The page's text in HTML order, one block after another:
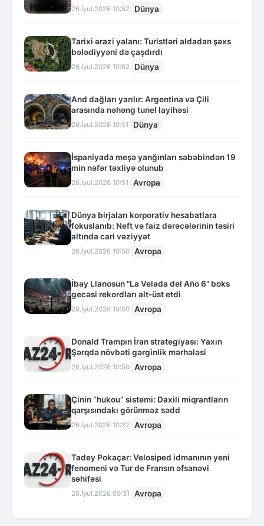
26.İyul.2026 10:52 Dünya
Tarixi ərazi yalanı: Turistləri aldadan şəxs
bələdiyyəni də çaşdırdı
26.İyul.2026 10:52 Dünya
And dağları yarılır: Argentina və Çili
arasında nəhəng tunel layihəsi
26.İyul.2026 10:51 Dünya
İspaniyada meşə yanğınları səbəbindən 19
min nəfər təxliyə olunub
26.İyul.2026 10:51 Avropa
Dünya birjaları korporativ hesabatlara
fokuslanıb: Neft və faiz dərəcələrinin təsiri
altında cari vəziyyət
26.İyul.2026 10:50 Avropa
İbay Llanosun "La Velada del Año 6" boks
gecəsi rekordları alt-üst etdi
26.İyul.2026 10:50 Avropa
Donald Trampın İran strategiyası: Yaxın
Şərqdə növbəti gərginlik mərhələsi
26.İyul.2026 10:50 Avropa
Çinin “hukou” sistemi: Daxili miqrantların
qarşısındakı görünməz sədd
26.İyul.2026 10:22 Avropa
Tadey Pokaçar: Velosiped idmanının yeni
fenomeni və Tur de Fransın əfsanəvi
səhifəsi
26.İyul.2026 09:31 Avropa